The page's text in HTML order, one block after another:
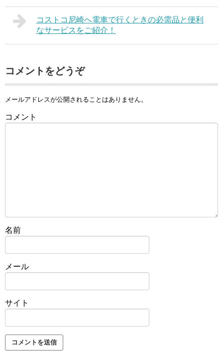
コストコ尼崎へ電車で行くときの必需品と便利
なサービスをご紹介！
コメントをどうぞ
メールアドレスが公開されることはありません。
コメント
名前
メール
サイト